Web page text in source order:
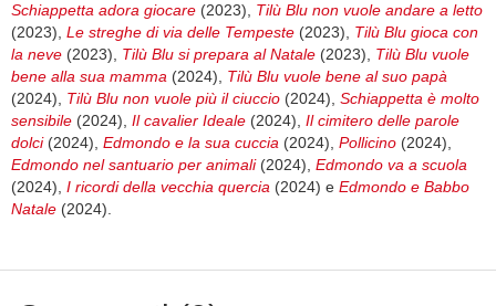
Schiappetta adora giocare (2023), Tilù Blu non vuole andare a letto
(2023), Le streghe di via delle Tempeste (2023), Tilù Blu gioca con
la neve (2023), Tilù Blu si prepara al Natale (2023), Tilù Blu vuole
bene alla sua mamma (2024), Tilù Blu vuole bene al suo papà
(2024), Tilù Blu non vuole più il ciuccio (2024), Schiappetta è molto
sensibile (2024), Il cavalier Ideale (2024), Il cimitero delle parole
dolci(2024), Edmondo e la sua cuccia (2024), Pollicino (2024),
Edmondo nel santuario per animali(2024), Edmondo va a scuola
(2024), I ricordi della vecchia quercia (2024) e Edmondo e Babbo
Natale (2024).